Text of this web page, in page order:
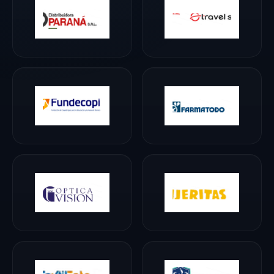
funciona
especialmente
mejorar servicio,
experiencia
comercial sin